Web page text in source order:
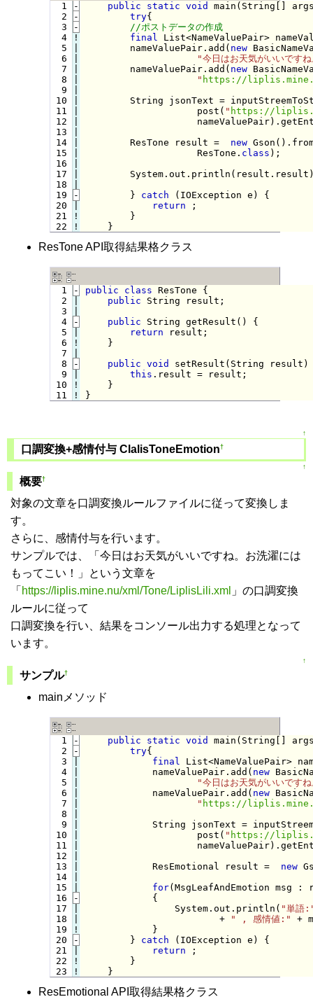
  1
  2
  3
  4
  5
  6
  7
  8
  9
10
11
12
13
14
15
16
17
18
19
20
21
22
-
-
-
!
-
!
!
public static void main(String[]
try{
//ポストデータの作成
final List<NameValuePair>
        nameValuePair.add(
new
"今日はお天気がいいです
        nameValuePair.add(
new
" https://
String jsonText =
                    post(
" https://
        ResTone result =
new
                    ResTone.
class );
} catch (IOException e) {
return ;
}
}
ResTone API取得結果格クラス
  1
  2
  3
  4
  5
  6
  7
  8
  9
10
11
-
-
!
-
!
!
public class ResTone {
public String result;
public String getResult() {
return result;
}
public void setResult(String result)
this .result = result;
}
↑
口調変換+感情付与 ClalisToneEmotion†
↑
概要†
対象の文章を口調変換ルールファイルに従って変換しま
す。
さらに、感情付与を行います。
サンプルでは、「今日はお天気がいいですね。お洗濯には
もってこい！」という文章を
「 https://liplis.mine.nu/xml/Tone/LiplisLili.xml 」の口調変換
ルールに従って
口調変換を行い、結果をコンソール出力する処理となって
います。
↑
サンプル†
mainメソッド
  1
  2
  3
  4
  5
  6
  7
  8
  9
10
11
12
13
14
15
16
17
18
19
20
21
22
23
-
-
-
!
-
!
!
public static void main(String[]
try{
final List<NameValuePair>
            nameValuePair.add(
new
"今日はお天気がいいです
            nameValuePair.add(
new
" https://
String jsonText =
                    post(
" https://
            ResEmotional result =
new
for(MsgLeafAndEmotion msg
            {
                System.out.println(
"単語
                        +
" , 感情値:" +
}
} catch (IOException e) {
return ;
}
}
ResEmotional API取得結果格クラス